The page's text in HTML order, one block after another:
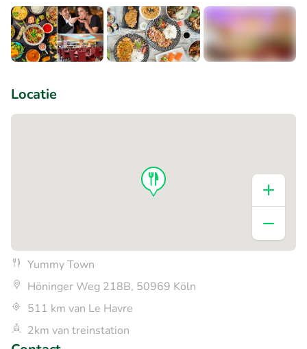
Locatie
Yummy Town
Höninger Weg 218B, 50969 Köln
511 km van Le Havre
2km van treinstation